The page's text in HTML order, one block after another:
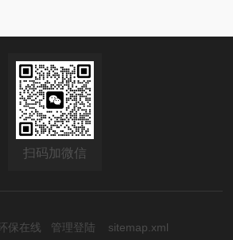
扫码加微信
环保在线 管理登陆 sitemap.xml